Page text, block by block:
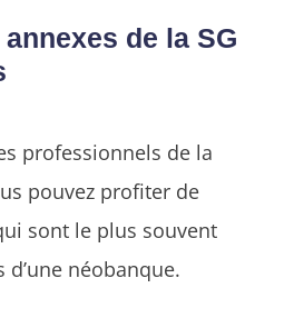
de la SG
professionnels de la
pouvez profiter de
sont le plus souvent
néobanque.